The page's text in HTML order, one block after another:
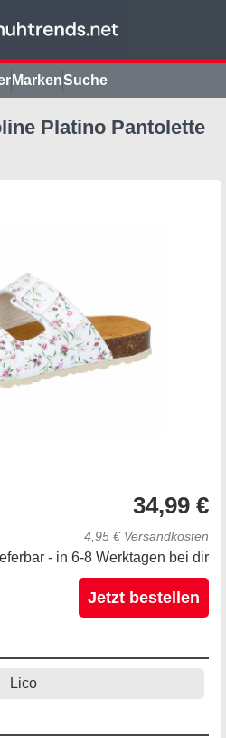
MarkenSuche
Platino Pantolette
34,99 €
4,95 € Versandkosten
- in 6-8 Werktagen bei dir
Jetzt bestellen
Lico